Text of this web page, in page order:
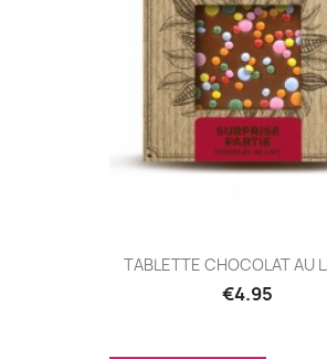
TABLETTE CHOCOLAT AU
€4.95